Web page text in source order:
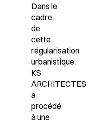
Dans le
cadre
de
cette
régularisation
urbanistique,
KS
ARCHITECTES
a
procédé
à une